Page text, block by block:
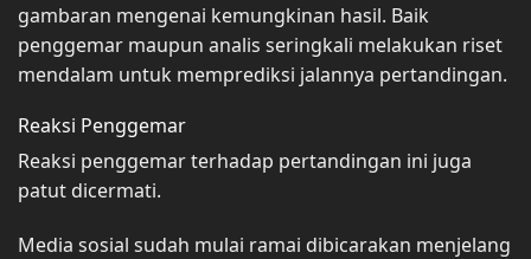
gambaran mengenai kemungkinan hasil. Baik
penggemar maupun analis seringkali melakukan riset
mendalam untuk memprediksi jalannya pertandingan.
Reaksi Penggemar
Reaksi penggemar terhadap pertandingan ini juga
patut dicermati.
Media sosial sudah mulai ramai dibicarakan menjelang